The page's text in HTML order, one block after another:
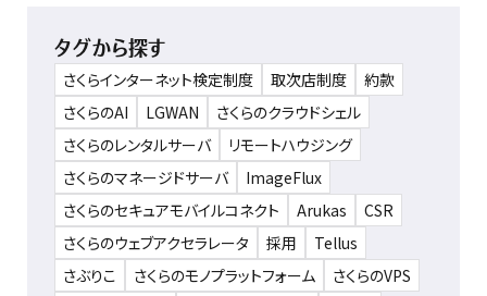
タグから探す
さくらインターネット検定制度 取次店制度
約款
さくらのAI
LGWAN
さくらのクラウドシェル
さくらのレンタルサーバ
リモートハウジング
さくらのマネージドサーバ
ImageFlux
さくらのセキュアモバイルコネクト
Arukas
CSR
さくらのウェブアクセラレータ
採用
Tellus
さぶりこ
さくらのモノプラットフォーム
さくらのVPS